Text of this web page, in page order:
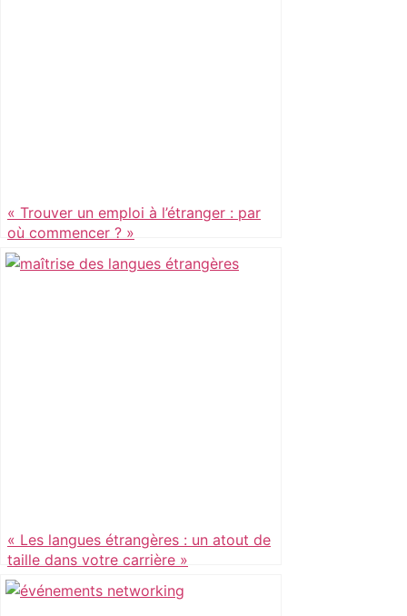
« Trouver un emploi à l’étranger : par
où commencer ? »
« Les langues étrangères : un atout de
taille dans votre carrière »